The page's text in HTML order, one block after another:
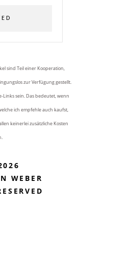
sind Teil einer Kooperation,
zur Verfügung gestellt.
sein. Das bedeutet, wenn
ich empfehle auch kaufst,
keinerlei zusätzliche Kosten
WEBER